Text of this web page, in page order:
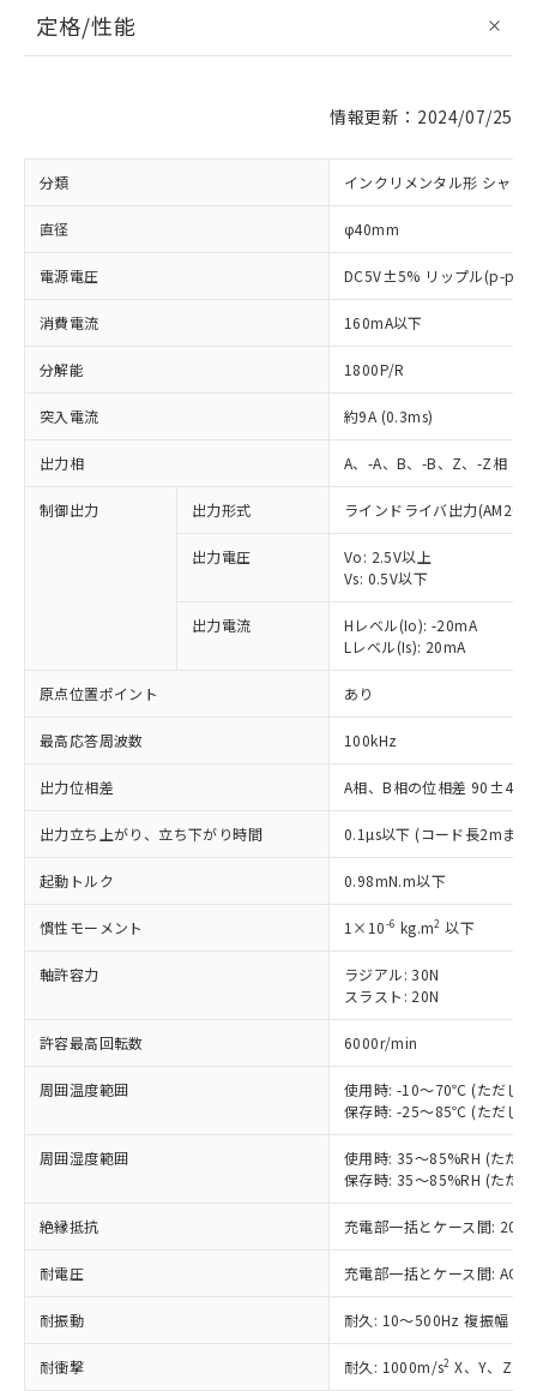
定格/性能
情報更新：2024/07/25
分類 インクリメンタル形 シャフ
直径 φ40mm
電源電圧 DC5V±5% リップル(p-
消費電流 160mA以下
分解能 1800P/R
突入電流 約9A (0.3ms)
出力相 A、-A、B、-B、Z、-Z相
制御出力 出力形式 ラインドライバ出力
出力電圧
Vo: 2.5V以上
Vs: 0.5V以下
出力電流
Hレベル(Io): -20mA
Lレベル(Is): 20mA
原点位置ポイント あり
最高応答周波数 100kHz
出力位相差 A相、B相の位相差
出力立ち上がり、立ち下がり時間 0.1µs以下 (コード長2mま
起動トルク 0.98mN.m以下
慣性モーメント 1×10-6 kg.m2 以下
軸許容力
ラジアル: 30N
スラスト: 20N
許容最高回転数 6000r/min
周囲温度範囲
使用時: -10～70℃ (ただし
保存時: -25～85℃ (ただし
周囲湿度範囲
使用時: 35～85%RH (ただ
保存時: 35～85%RH (ただ
絶縁抵抗 充電部一括とケース間:
耐電圧 充電部一括とケース間:
耐振動 耐久: 10～500Hz 複振幅
耐衝撃 耐久: 1000m/s2 X、Y、Z 各
ご利用条件
ご利用ください。
本サービスは、当社制御機器事業取扱
商品の当社在庫状況および標準価格
(税抜)を提供させていただくもので
当社制御機器事業取扱商品の中には、
本サービスの対象外となる商品もある
在庫状況および標準価格照会結果は、
記載している更新日時点での社内デー
タに基づき作成されるものであり、閲
覧された時点での実際の在庫および標
準価格とは異なる場合があることをご
※1 対応状況
対応済み：EU RoHS指令（10物質）の
す。
対応予定：EU RoHS指令（10物質）の非含
有に対応した製品に切り替える予定のある
商品です。
対応予定なし：EU RoHS指令（10物質）の
非含有に非対応の商品で、対応品を出す予
定はありません。
調査・確認中：EU RoHS指令（10物質）の
非含有の対応状況を調査中または確認中の
非該当品：ライセンス料など無形物で、有
害物質有無と関係のない商品です。
いたものが、含有品と判明した場合などや
むを得ず変更することがあります。
鉛(Pb) 1000ppm以下、 水銀(Hg) 1000ppm以下、 カド
六価クロム(Cr(Ⅵ)) 1000ppm以下、ポリ臭化ビフェニル
類(PBB) 1000ppm以下、ポリ臭化ジフェニルエーテル類
(PBDE) 1000ppm以下、フタル酸ビス(2-エチルヘキシ
※1 中国RoHS○×表
「○」：最大均質材料含有率が中国RoHSの
基準値以下であることを示します。
「×」：最大均質材料含有率が中国RoHSの
基準値を超えていることを示します。
*中国RoHS10物質の基準値 (GB/T26572)：
Cr(Ⅵ)(六価クロム) : 1000ppm、 PBBs(ポリ臭化ビフェ
当社は、これら貴社製品のうち、外国
為替および外国貿易法に定める商品
（以下｢規制貨物等」という）を輸出
または国外への提供する場合は、日本
国政府の輸出許可(または役務取引許
可)を取得するなどの必要な手続きを